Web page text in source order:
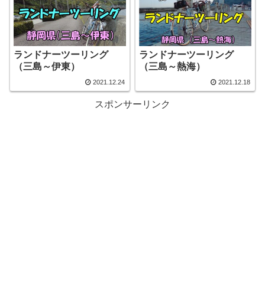
ランドナーツーリング
（三島～伊東）
2021.12.24
ランドナーツーリング
（三島～熱海）
2021.12.18
スポンサーリンク